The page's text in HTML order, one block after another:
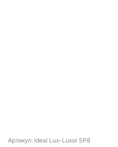
Артикул: Ideal Lux-Luxor SP8